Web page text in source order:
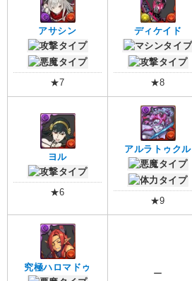
アサシン
★7
ディケイド
★8
ヨル
★6
アルラトゥクル
★9
究極ハロマドゥ
ー